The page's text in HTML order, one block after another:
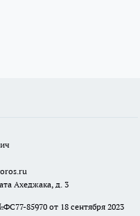
Ахеджака, д. 3
85970 от 18 сентября 2023